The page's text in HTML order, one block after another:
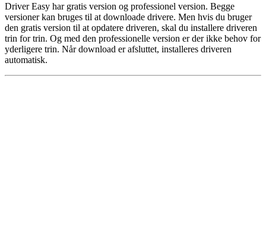
Driver Easy har gratis version og professionel version. Begge
versioner kan bruges til at downloade drivere. Men hvis du bruger
den gratis version til at opdatere driveren, skal du installere driveren
trin for trin. Og med den professionelle version er der ikke behov for
yderligere trin. Når download er afsluttet, installeres driveren
automatisk.